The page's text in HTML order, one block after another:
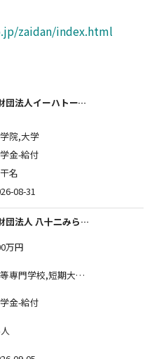
zaidan/index.html
一般財団法人イーハトーブ育英会
院,大学
金-給付
名
08-31
公益財団法人 八十二みらい財団
万円
門学校,短期大学,専修学校,大学
金-給付